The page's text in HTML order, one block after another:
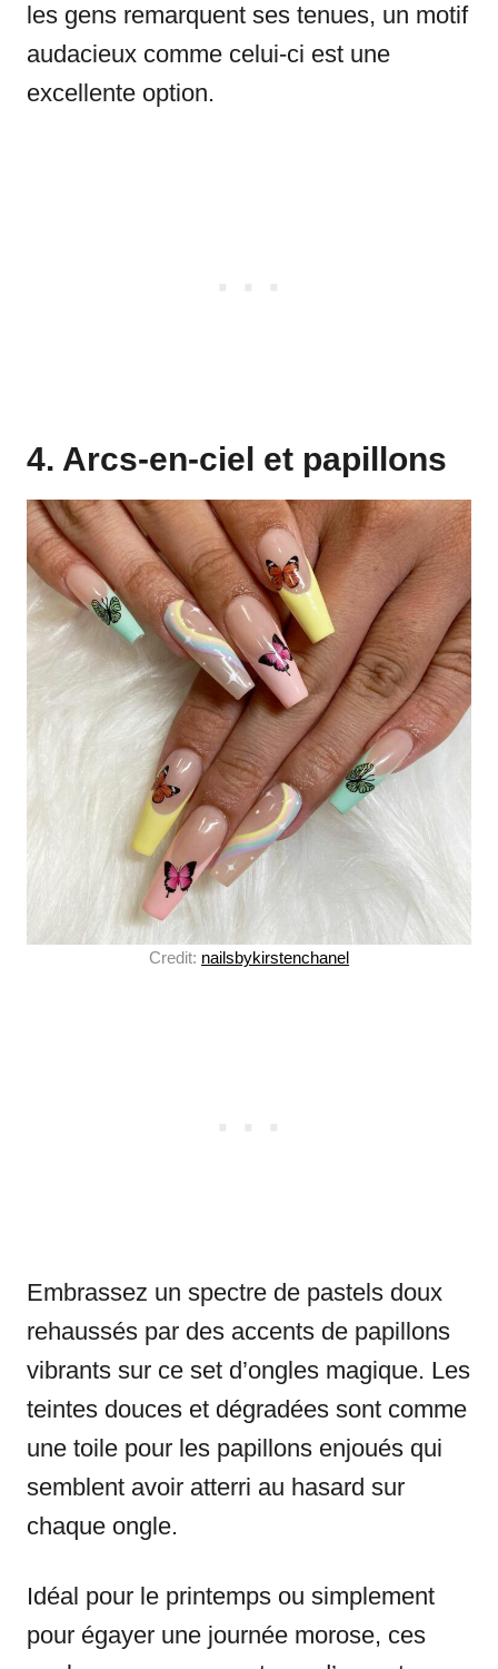
les gens remarquent ses tenues, un motif
audacieux comme celui-ci est une
excellente option.
4. Arcs-en-ciel et papillons
Credit: nailsbykirstenchanel
Embrassez un spectre de pastels doux
rehaussés par des accents de papillons
vibrants sur ce set d’ongles magique. Les
teintes douces et dégradées sont comme
une toile pour les papillons enjoués qui
semblent avoir atterri au hasard sur
chaque ongle.
Idéal pour le printemps ou simplement
pour égayer une journée morose, ces